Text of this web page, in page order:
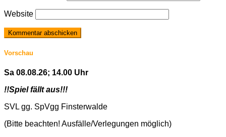
Website
Vorschau
Sa 08.08.26; 14.00 Uhr
!!Spiel fällt aus!!!
SVL gg. SpVgg Finsterwalde
(Bitte beachten! Ausfälle/Verlegungen möglich)